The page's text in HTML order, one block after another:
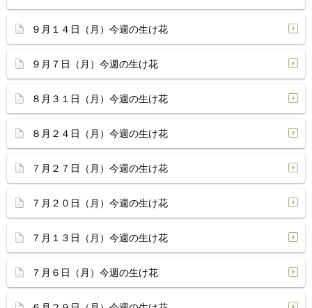
９月１４日（月）今週の生け花
９月７日（月）今週の生け花
８月３１日（月）今週の生け花
８月２４日（月）今週の生け花
７月２７日（月）今週の生け花
７月２０日（月）今週の生け花
７月１３日（月）今週の生け花
７月６日（月）今週の生け花